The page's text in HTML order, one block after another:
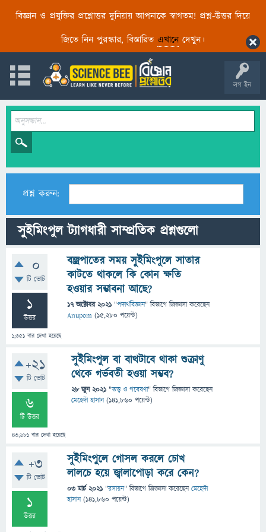
বিজ্ঞান ও প্রযুক্তির প্রশ্নোত্তর দুনিয়ায় আপনাকে স্বাগতম! প্রশ্ন-উত্তর দিয়ে
জিতে নিন পুরস্কার, বিস্তারিত এখানেদেখুন।
লগ ইন
প্রশ্ন করুন:
সুইমিংপুল ট্যাগধারী সাম্প্রতিক প্রশ্নগুলো
0
টি ভোট
1
উত্তর
1,351 বার দেখা হয়েছে
বজ্রপাতের সময় সুইমিংপুলে সাতার
কাটতে থাকলে কি কোন ক্ষতি
হওয়ার সম্ভাবনা আছে?
17 অক্টোবর 2021 "পদার্থবিজ্ঞান" বিভাগে জিজ্ঞাসাকরেছেন
Anupom (15,280 পয়েন্ট)
+21
টি ভোট
6
টি উত্তর
43,681 বার দেখা হয়েছে
সুইমিংপুল বা বাথটাবে থাকা শুক্রাণু
থেকে গর্ভবতী হওয়া সম্ভব?
28 জুন 2021 "তত্ত্ব ও গবেষণা" বিভাগে জিজ্ঞাসাকরেছেন
মেহেদী হাসান (141,860 পয়েন্ট)
+3
টি ভোট
1
উত্তর
সুইমিংপুলে গোসল করলে চোখ
লালচে হয়ে জ্বালাপোড়া করে কেন?
03 মার্চ 2021 "রসায়ন" বিভাগে জিজ্ঞাসাকরেছেনমেহেদী
হাসান (141,860 পয়েন্ট)